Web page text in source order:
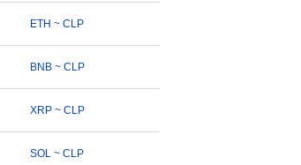
ETH ~ CLP
BNB ~ CLP
XRP ~ CLP
SOL ~ CLP